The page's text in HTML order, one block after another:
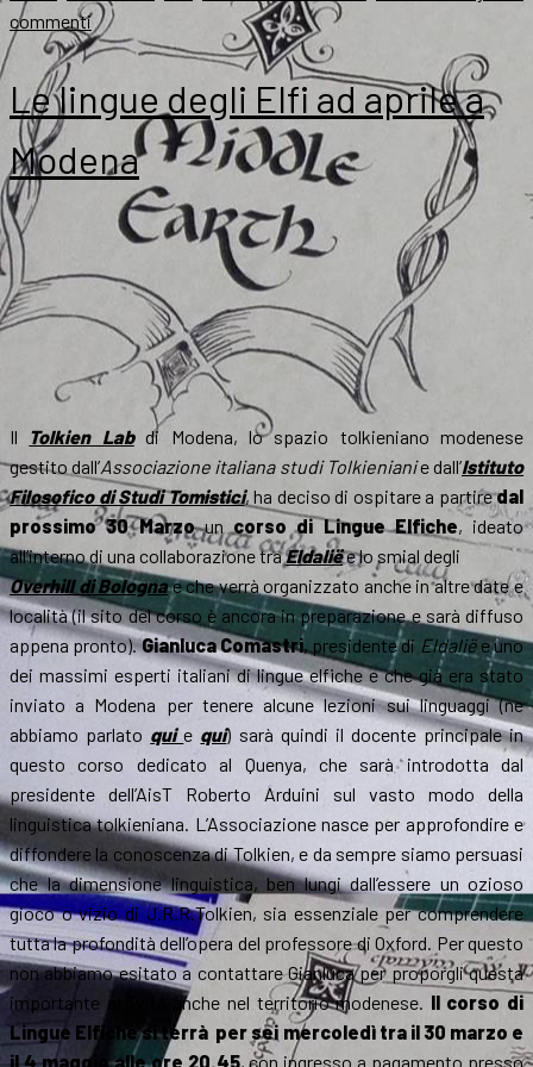
commentisu
Tolkien
la
prefazione
di
Garth
Le lingue degli Elfi ad aprile a
Modena
Il Tolkien Labdi Modena, lo spazio tolkieniano modenese
gestito dall’Associazione italiana studi Tolkienianie dall’Istituto
Filosofico di Studi Tomistici, ha deciso di ospitare a partiredal
prossimo 30 Marzoun corso di Lingue Elfiche, ideato
all’interno di una collaborazione traEldaliëe lo smial degli
Overhill di Bolognae che verrà organizzato anche in altre date e
località (il sito del corso è ancora in preparazione e sarà diffuso
appena pronto).Gianluca Comastri, presidente di Eldaliëe uno
dei massimi esperti italiani di lingue elfiche e che già era stato
inviato a Modena per tenere alcune lezioni sui linguaggi (ne
abbiamo parlato quie qui) sarà quindi il docente principale in
questo corso dedicato al Quenya, che sarà introdotta dal
presidente dell’AisT Roberto Arduini sul vasto modo della
linguistica tolkieniana. L’Associazione nasce per approfondire e
diffondere la conoscenza di Tolkien, e da sempre siamo persuasi
che la dimensione linguistica, ben lungi dall’essere un ozioso
gioco o vizio di J.R.R.Tolkien, sia essenziale per comprendere
tutta la profondità dell’opera del professore di Oxford. Per questo
non abbiamo esitato a contattare Gianluca per proporgli questa
importante attività anche nel territorio modenese. Il corso di
Lingue Elfiche si terrà per sei mercoledì tra il 30 marzo e
il 4 maggio alle ore 20.45, con ingresso a pagamento presso